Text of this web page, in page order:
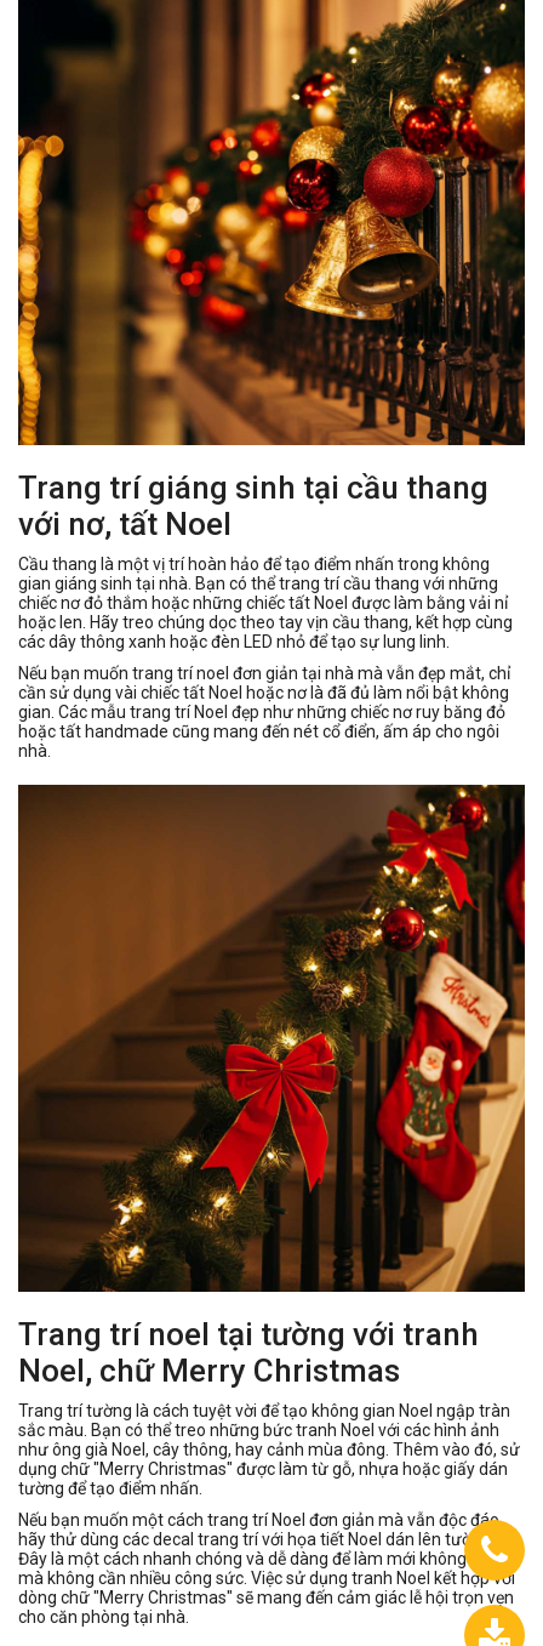
Trang trí giáng sinh tại cầu thang
với nơ, tất Noel
Cầu thang là một vị trí hoàn hảo để tạo điểm nhấn trong không
gian giáng sinh tại nhà. Bạn có thể trang trí cầu thang với những
chiếc nơ đỏ thắm hoặc những chiếc tất Noel được làm bằng vải nỉ
hoặc len. Hãy treo chúng dọc theo tay vịn cầu thang, kết hợp cùng
các dây thông xanh hoặc đèn LED nhỏ để tạo sự lung linh.
Nếu bạn muốn trang trí noel đơn giản tại nhà mà vẫn đẹp mắt, chỉ
cần sử dụng vài chiếc tất Noel hoặc nơ là đã đủ làm nổi bật không
gian. Các mẫu trang trí Noel đẹp như những chiếc nơ ruy băng đỏ
hoặc tất handmade cũng mang đến nét cổ điển, ấm áp cho ngôi
nhà.
Trang trí noel tại tường với tranh
Noel, chữ Merry Christmas
Trang trí tường là cách tuyệt vời để tạo không gian Noel ngập tràn
sắc màu. Bạn có thể treo những bức tranh Noel với các hình ảnh
như ông già Noel, cây thông, hay cảnh mùa đông. Thêm vào đó, sử
dụng chữ "Merry Christmas" được làm từ gỗ, nhựa hoặc giấy dán
tường để tạo điểm nhấn.
Nếu bạn muốn một cách trang trí Noel đơn giản mà vẫn độc đáo,
hãy thử dùng các decal trang trí với họa tiết Noel dán lên tường.
Đây là một cách nhanh chóng và dễ dàng để làm mới không gian
mà không cần nhiều công sức. Việc sử dụng tranh Noel kết hợp với
dòng chữ "Merry Christmas" sẽ mang đến cảm giác lễ hội trọn vẹn
cho căn phòng tại nhà.